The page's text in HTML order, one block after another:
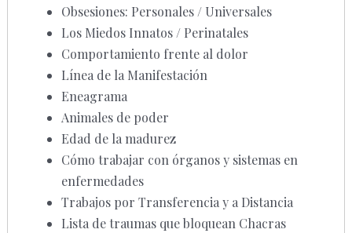
Obsesiones: Personales / Universales
Los Miedos Innatos / Perinatales
Comportamiento frente al dolor
Línea de la Manifestación
Eneagrama
Animales de poder
Edad de la madurez
Cómo trabajar con órganos y sistemas en
enfermedades
Trabajos por Transferencia y a Distancia
Lista de traumas que bloquean Chacras